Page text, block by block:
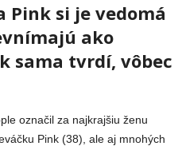
Pink si je vedomá
ako
sama tvrdí, vôbec
označil za najkrajšiu ženu
Pink (38), ale aj mnohých